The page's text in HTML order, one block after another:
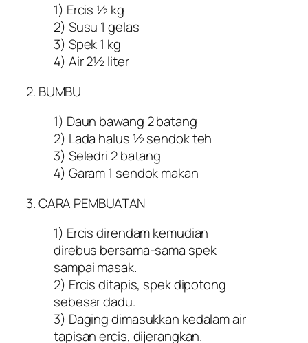
1) Ercis ½ kg
2) Susu 1 gelas
3) Spek 1 kg
4) Air 2½ liter
2. BUMBU
1) Daun bawang 2 batang
2) Lada halus ½ sendok teh
3) Seledri 2 batang
4) Garam 1 sendok makan
3. CARA PEMBUATAN
1) Ercis direndam kemudian
direbus bersama-sama spek
sampai masak.
2) Ercis ditapis, spek dipotong
sebesar dadu.
3) Daging dimasukkan kedalam air
tapisan ercis, dijerangkan.